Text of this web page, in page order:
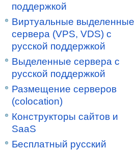
поддержкой
Виртуальные выделенные
сервера (VPS, VDS) с
русской поддержкой
Выделенные сервера с
русской поддержкой
Размещение серверов
(colocation)
Конструкторы сайтов и
SaaS
Бесплатный русский